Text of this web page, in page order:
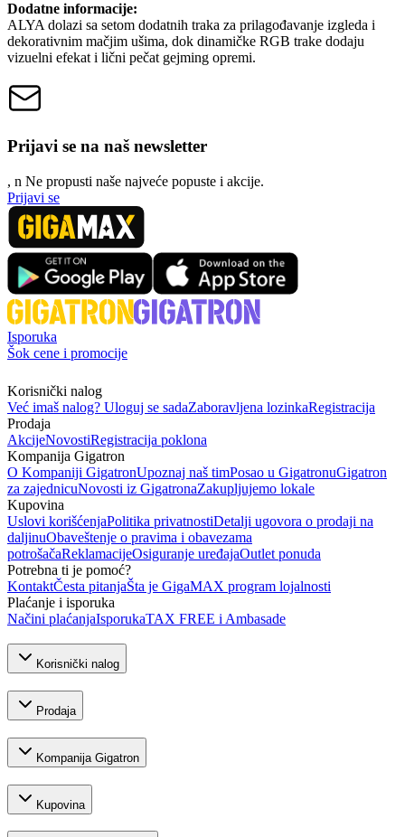
Dodatne informacije:
ALYA dolazi sa setom dodatnih traka za prilagođavanje izgleda i
dekorativnim mačjim ušima, dok dinamičke RGB trake dodaju
vizuelni efekat i lični pečat gejming opremi.
Prijavi se na naš newsletter
, n Ne propusti naše najveće popuste i akcije.
Prijavi se
Isporuka
Šok cene i promocije
Korisnički nalog
Već imaš nalog? Uloguj se sadaZaboravljena lozinkaRegistracija
Prodaja
AkcijeNovostiRegistracija poklona
Kompanija Gigatron
O Kompaniji GigatronUpoznaj naš timPosao u GigatronuGigatron
za zajednicuNovosti iz GigatronaZakupljujemo lokale
Kupovina
Uslovi korišćenjaPolitika privatnostiDetalji ugovora o prodaji na
daljinuObaveštenje o pravima i obavezama
potrošačaReklamacijeOsiguranje uređajaOutlet ponuda
Potrebna ti je pomoć?
KontaktČesta pitanjaŠta je GigaMAX program lojalnosti
Plaćanje i isporuka
Načini plaćanjaIsporukaTAX FREE i Ambasade
Korisnički nalog
Prodaja
Kompanija Gigatron
Kupovina